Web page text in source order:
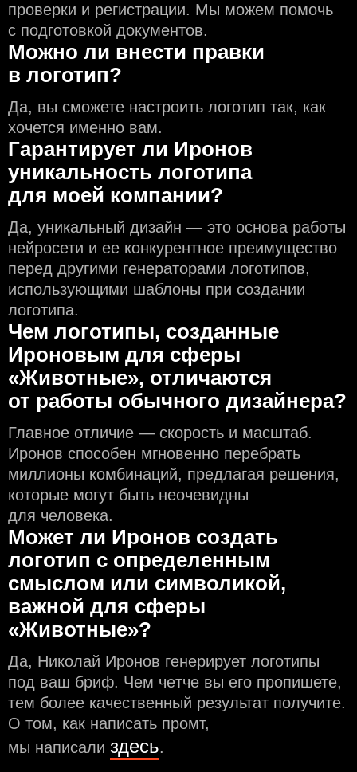
проверки и регистрации. Мы можем помочь
с подготовкой документов.
Можно ли внести правки
в логотип?
Да, вы сможете настроить логотип так, как
хочется именно вам.
Гарантирует ли Иронов
уникальность логотипа
для моей компании?
Да, уникальный дизайн — это основа работы
нейросети и еe конкурентное преимущество
перед другими генераторами логотипов,
использующими шаблоны при создании
логотипа.
Чем логотипы, созданные
Ироновым для сферы
«Животные», отличаются
от работы обычного дизайнера?
Главное отличие — скорость и масштаб.
Иронов способен мгновенно перебрать
миллионы комбинаций, предлагая решения,
которые могут быть неочевидны
для человека.
Может ли Иронов создать
логотип с определeнным
смыслом или символикой,
важной для сферы
«Животные»?
Да, Николай Иронов генерирует логотипы
под ваш бриф. Чем чeтче вы его пропишете,
тем более качественный результат получите.
О том, как написать промт,
мы написали здесь.